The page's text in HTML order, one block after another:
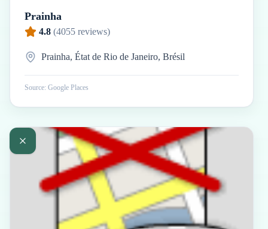
Prainha
4.8 (4055 reviews)
Prainha, État de Rio de Janeiro, Brésil
Source: Google Places